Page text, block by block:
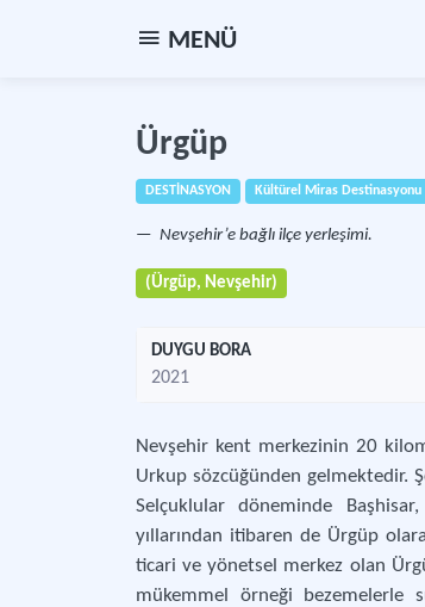
MENÜ
Ürgüp
DESTİNASYON Kültürel Miras Destinasyonu
Nevşehir’e bağlı ilçe yerleşimi.
(Ürgüp, Nevşehir)
DUYGU BORA
2021
Nevşehir kent merkezinin 20
Urkup sözcüğünden gelmektedir.
Selçuklular döneminde
yıllarından itibaren de Ürgüp
ticari ve yönetsel merkez olan
mükemmel örneği bezemelerle